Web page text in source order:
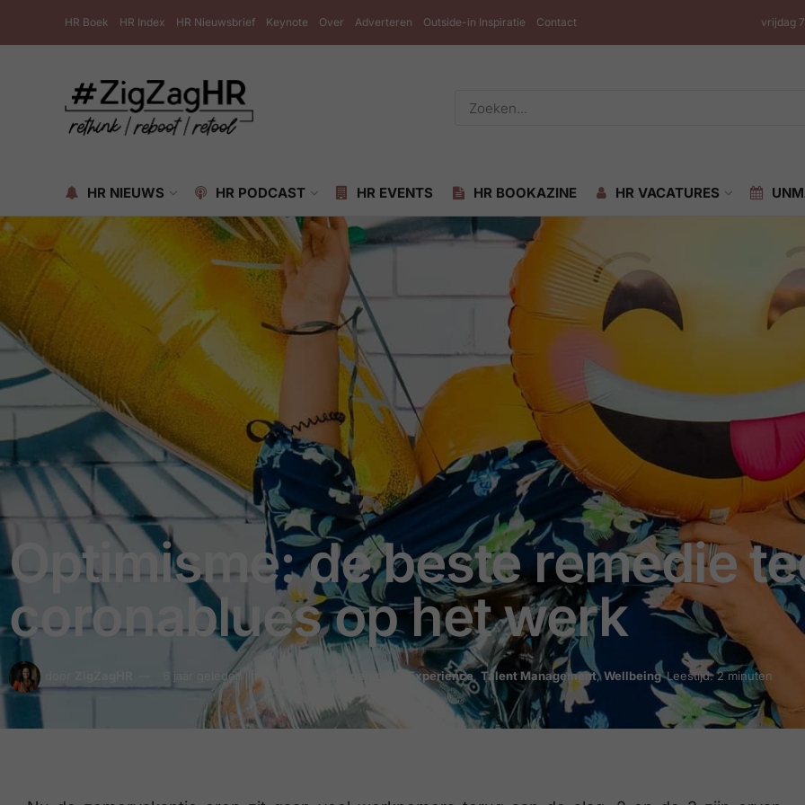
HR Boek HR Index HR Nieuwsbrief Keynote Over Adverteren Outside-in Inspiratie Contact vrijdag
HR NIEUWS HR PODCAST HR EVENTS HR BOOKAZINE HR VACATURES
Optimisme: de beste remedie
coronablues op het werk
6 jaar geleden Employee Engagement & Experience, Talent Management,Wellbeing Leestijd: 2 minuten